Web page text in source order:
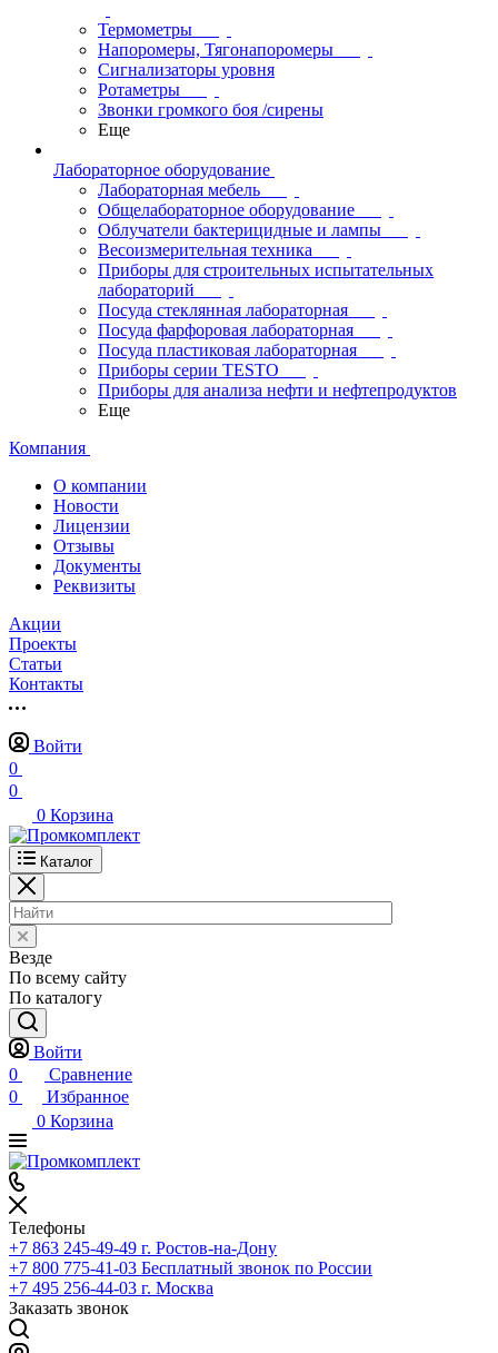
Термометры
Напоромеры, Тягонапоромеры
Сигнализаторы уровня
Ротаметры
Звонки громкого боя /сирены
Еще
Лабораторное оборудование
Лабораторная мебель
Общелабораторное оборудование
Облучатели бактерицидные и лампы
Весоизмерительная техника
Приборы для строительных испытательных
лабораторий
Посуда стеклянная лабораторная
Посуда фарфоровая лабораторная
Посуда пластиковая лабораторная
Приборы серии TESTO
Приборы для анализа нефти и нефтепродуктов
Еще
Компания
О компании
Новости
Лицензии
Отзывы
Документы
Реквизиты
Акции
Проекты
Статьи
Контакты
Войти
0
0
0 Корзина
Каталог
Везде
По всему сайту
По каталогу
Войти
0
Сравнение
0
Избранное
0 Корзина
Телефоны
+7 863 245-49-49 г. Ростов-на-Дону
+7 800 775-41-03 Бесплатный звонок по России
+7 495 256-44-03 г. Москва
Заказать звонок